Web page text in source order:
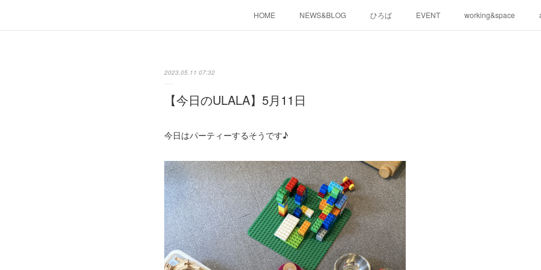
HOME NEWS&BLOG ひろば EVENT working&space
2023.05.11 07:32
【今日のULALA】5月11日
今日はパーティーするそうです♪